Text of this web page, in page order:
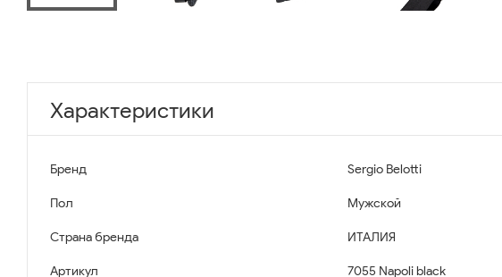
Характеристики
Бренд Sergio Belotti
Пол Мужской
Страна бренда ИТАЛИЯ
Артикул 7055 Napoli black